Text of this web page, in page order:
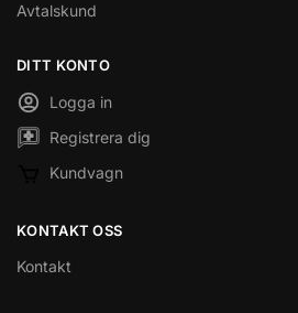
Avtalskund
DITT KONTO
Logga in
Registrera dig
Kundvagn
KONTAKT OSS
Kontakt